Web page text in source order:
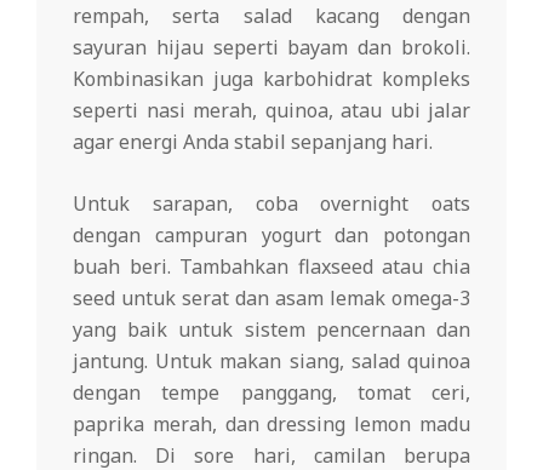
rempah, serta salad kacang dengan
sayuran hijau seperti bayam dan brokoli.
Kombinasikan juga karbohidrat kompleks
seperti nasi merah, quinoa, atau ubi jalar
agar energi Anda stabil sepanjang hari.
Untuk sarapan, coba overnight oats
dengan campuran yogurt dan potongan
buah beri. Tambahkan flaxseed atau chia
seed untuk serat dan asam lemak omega-3
yang baik untuk sistem pencernaan dan
jantung. Untuk makan siang, salad quinoa
dengan tempe panggang, tomat ceri,
paprika merah, dan dressing lemon madu
ringan. Di sore hari, camilan berupa